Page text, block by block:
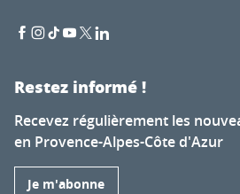
Restez informé !
Recevez régulièrement les
en Provence-Alpes-Côte d'Azur
Je m'abonne